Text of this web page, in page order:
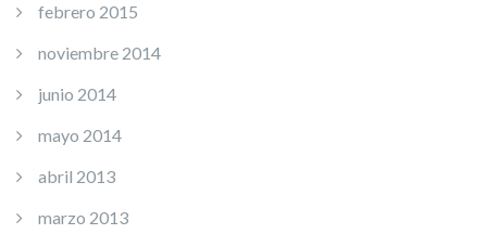
febrero 2015
noviembre 2014
junio 2014
mayo 2014
abril 2013
marzo 2013